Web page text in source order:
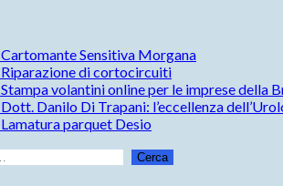
Cartomante Sensitiva Morgana
Riparazione di cortocircuiti
Stampa volantini online per le imprese della
Dott. Danilo Di Trapani: l’eccellenza
Lamatura parquet Desio